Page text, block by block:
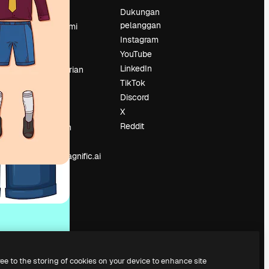
Harga
Tentang kami
Reviews
Karier
Tren pencarian
Acara
Slidesgo
Jual konten
Ruang pers
Mencari magnific.ai
Dukungan
pelanggan
Instagram
YouTube
LinkedIn
TikTok
Discord
X
Reddit
to the storing of cookies on your device to enhance site